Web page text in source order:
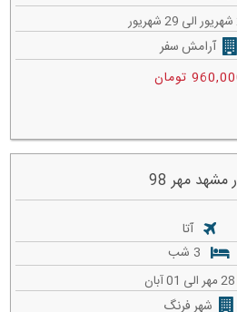
آرامش سفر
تومان
مشهد مهر 98
آتا
28 مهر الی 01 آبان
شهر فرنگ